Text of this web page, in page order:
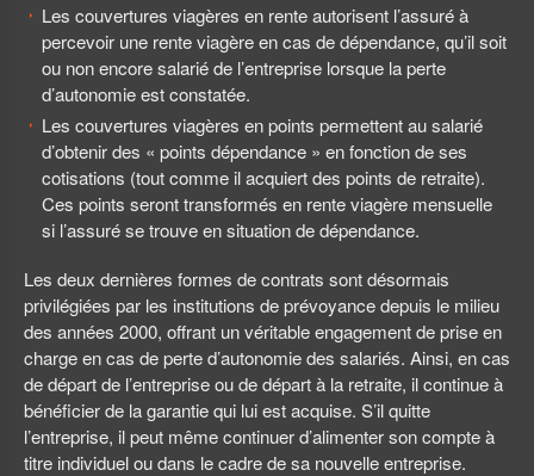
Les couvertures viagères en rente autorisent l’assuré à
percevoir une rente viagère en cas de dépendance, qu’il soit
ou non encore salarié de l’entreprise lorsque la perte
d’autonomie est constatée.
Les couvertures viagères en points permettent au salarié
d’obtenir des « points dépendance » en fonction de ses
cotisations (tout comme il acquiert des points de retraite).
Ces points seront transformés en rente viagère mensuelle
si l’assuré se trouve en situation de dépendance.
Les deux dernières formes de contrats sont désormais
privilégiées par les institutions de prévoyance depuis le milieu
des années 2000, offrant un véritable engagement de prise en
charge en cas de perte d’autonomie des salariés. Ainsi, en cas
de départ de l’entreprise ou de départ à la retraite, il continue à
bénéficier de la garantie qui lui est acquise. S’il quitte
l’entreprise, il peut même continuer d’alimenter son compte à
titre individuel ou dans le cadre de sa nouvelle entreprise.